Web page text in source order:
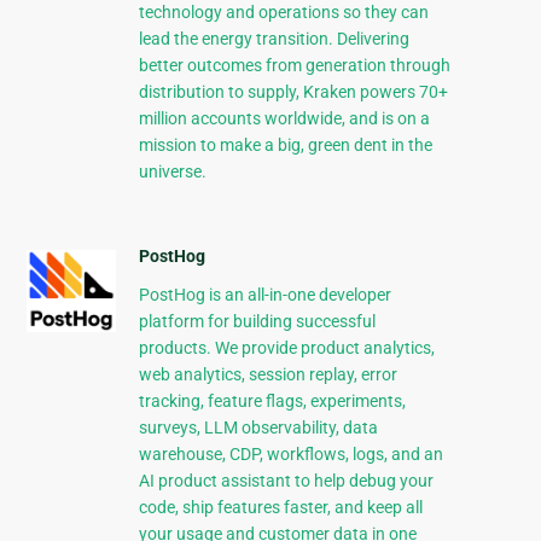
technology and operations so they can
lead the energy transition. Delivering
better outcomes from generation through
distribution to supply, Kraken powers 70+
million accounts worldwide, and is on a
mission to make a big, green dent in the
universe.
PostHog
PostHog is an all-in-one developer
platform for building successful
products. We provide product analytics,
web analytics, session replay, error
tracking, feature flags, experiments,
surveys, LLM observability, data
warehouse, CDP, workflows, logs, and an
AI product assistant to help debug your
code, ship features faster, and keep all
your usage and customer data in one